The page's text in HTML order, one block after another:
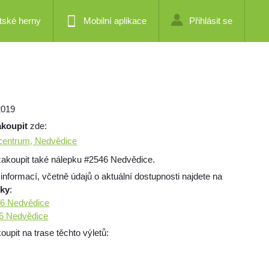
herny Mobilní aplikace Přihlásit se
zde:
Nedvědice
také nálepku #2546 Nedvědice.
včetně údajů o aktuální dostupnosti najdete na
:
Nedvědice
Nedvědice
na trase těchto výletů: